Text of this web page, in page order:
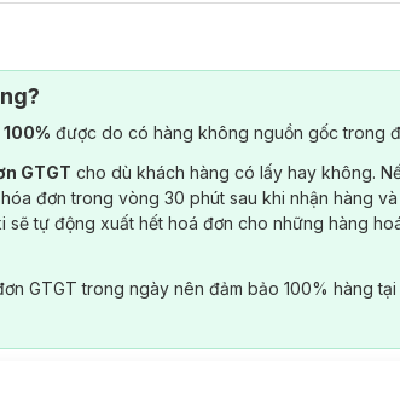
được do có hàng không nguồn gốc trong
GTGT cho dù khách hàng có lấy hay không.
đơn trong vòng 30 phút sau khi nhận hàng
sẽ tự động xuất hết hoá đơn cho những hàng
GTGT trong ngày nên đảm bảo 100% hàng